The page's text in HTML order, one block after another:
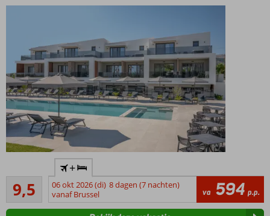
langste
strand
van
9,5Uitmuntend
6
beoordelingen
+
06 okt 2026 (di) 8 dagen (7 nachten)
vanaf Brussel
va 594 p.p.